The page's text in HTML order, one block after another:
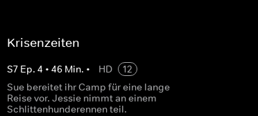
Krisenzeiten
S7 Ep. 4 • 46Min. • HD
12
Sue bereitet ihr Camp für eine lange
Reise vor. Jessie nimmt an einem
Schlittenhunderennen teil.